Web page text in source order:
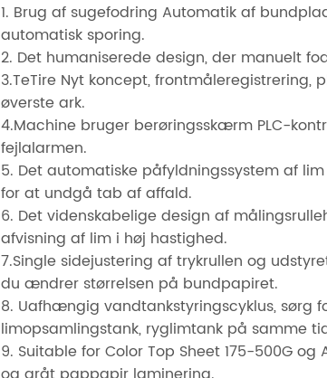
1. Brug af sugefodring Automatik af
automatisk sporing.
2. Det humaniserede design, der manuelt
3.TeTire Nyt koncept,
øverste ark.
4.Machine bruger berøringsskærm PLC-
fejlalarmen.
5. Det automatiske påfyldningssystem af
for at undgå tab af affald.
6. Det videnskabelige design af
afvisning af lim i høj hastighed.
7.Single sidejustering af trykrullen og
du ændrer størrelsen på bundpapiret.
8. Uafhængig vandtankstyringscyklus, sørg
limopsamlingstank, ryglimtank på samme
9. Suitable for Color Top Sheet 175-500G